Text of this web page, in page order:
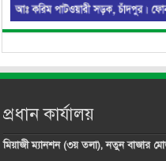
প্রধান কার্যালয়
মিয়াজী ম্যানশন (৩য় তলা), নতুন বাজার